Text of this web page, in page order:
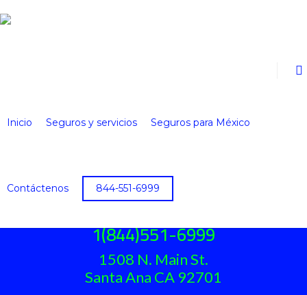
Inicio Seguros y servicios Seguros para México
Contáctenos 844-551-6999
AUTO INTERNATIONAL INSURANCE
1(844)551-6999
1508 N. Main St.
Santa Ana CA 92701